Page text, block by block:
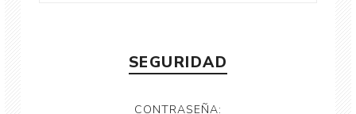
SEGURIDAD
CONTRASEÑA: